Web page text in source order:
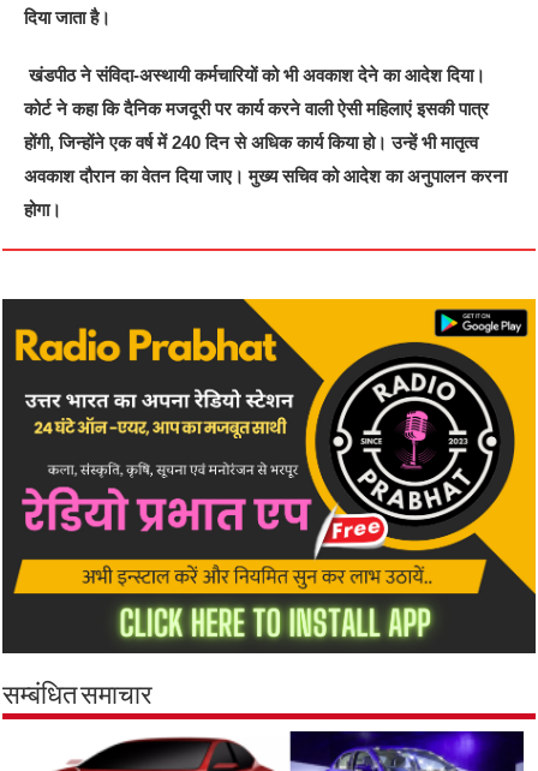
दिया जाता है।
खंडपीठ ने संविदा-अस्थायी कर्मचारियों को भी अवकाश देने का आदेश दिया।
कोर्ट ने कहा कि दैनिक मजदूरी पर कार्य करने वाली ऐसी महिलाएं इसकी पात्र
होंगी, जिन्होंने एक वर्ष में 240 दिन से अधिक कार्य किया हो। उन्हें भी मातृत्व
अवकाश दौरान का वेतन दिया जाए। मुख्य सचिव को आदेश का अनुपालन करना
होगा।
सम्बंधित समाचार